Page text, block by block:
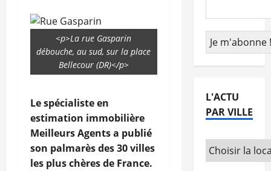
<p>La rue Gasparin
débouche, au sud, sur la place
Bellecour (DR)</p>
Le spécialiste en
estimation immobilière
Meilleurs Agents a publié
son palmarès des 30 villes
les plus chères de France.
L'ACTU
PAR VILLE